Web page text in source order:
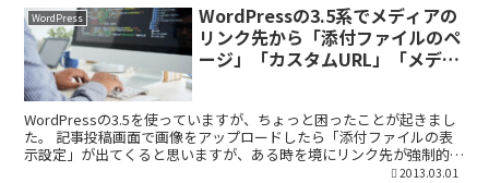
WordPress
WordPressの3.5系でメディアの
リンク先から「添付ファイルのペ
ージ」「カスタムURL」「メディ
WordPressの3.5を使っていますが、ちょっと困ったことが起きまし
た。 記事投稿画面で画像をアップロードしたら「添付ファイルの表
示設定」が出てくると思いますが、ある時を境にリンク先が強制的に
2013.03.01